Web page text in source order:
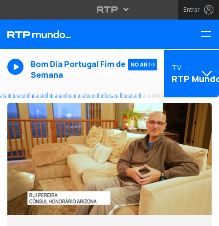
Entrar
Bom Dia Portugal Fim de
Semana
NO AR TV
RTP